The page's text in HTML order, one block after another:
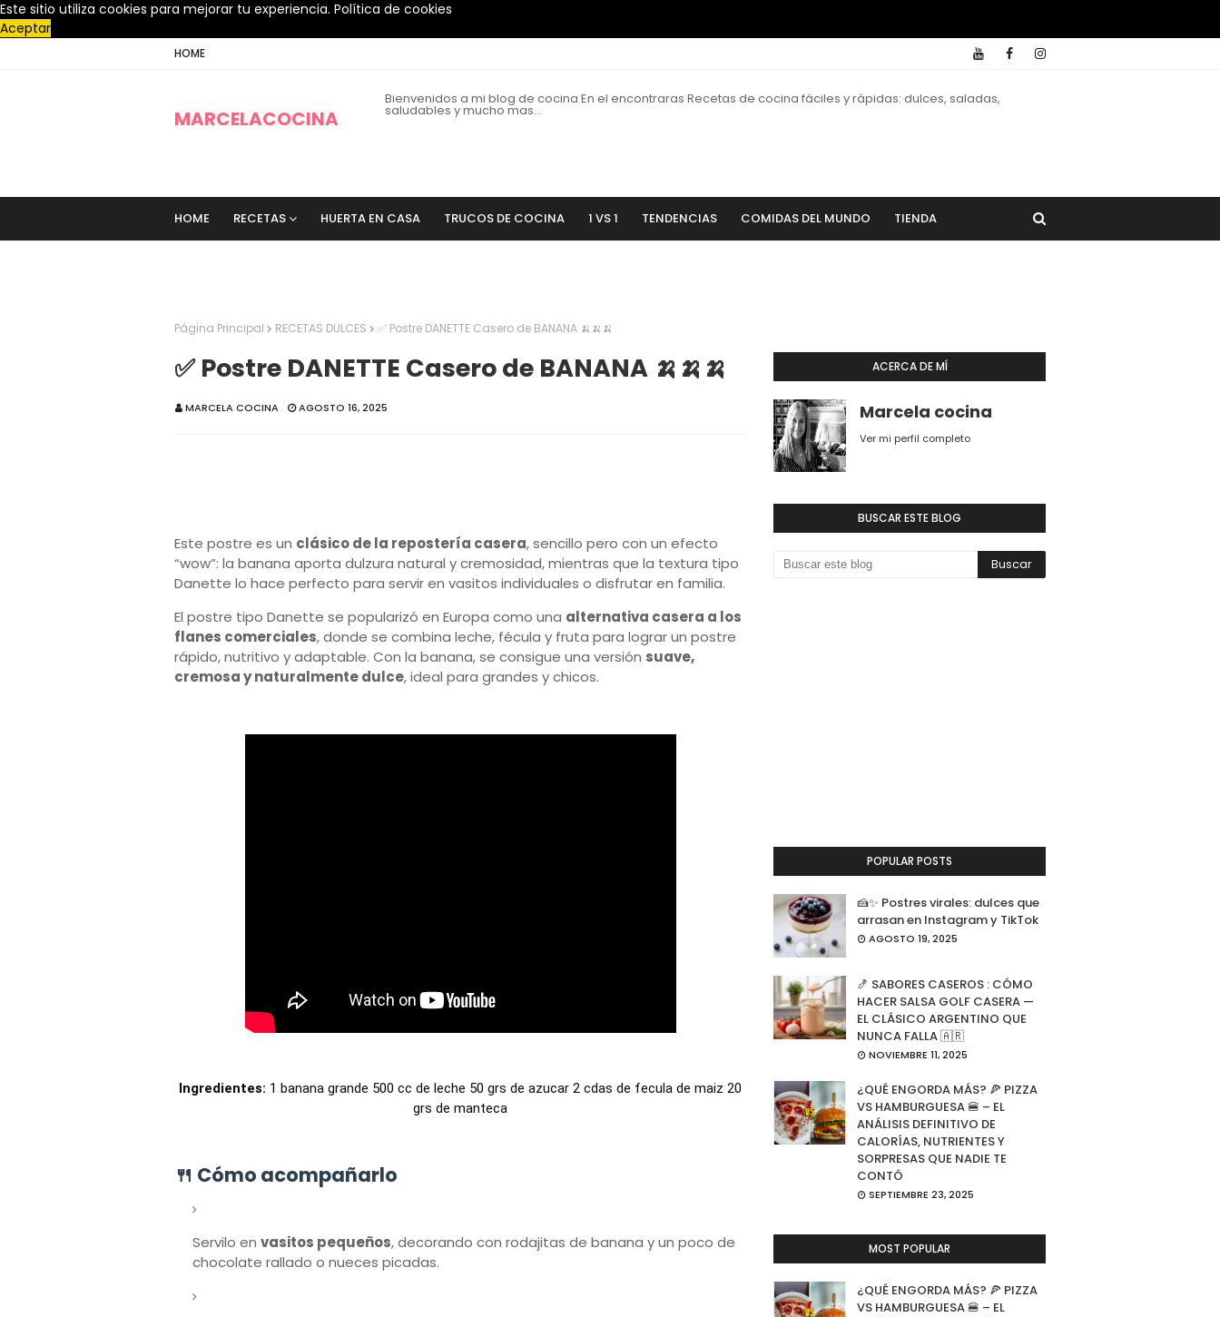
Este sitio utiliza cookies para mejorar tu experiencia. Política de cookies
Aceptar
HOME
MARCELACOCINA
Bienvenidos a mi blog de cocina En el encontraras Recetas de cocina fáciles y rápidas: dulces, saladas,
saludables y mucho mas...
HOME RECETAS HUERTA EN CASA TRUCOS DE COCINA 1 VS 1 TENDENCIAS COMIDAS DEL MUNDO TIENDA
Página Principal RECETAS DULCES ✅ Postre DANETTE Casero de BANANA 🍌🍌🍌
✅ Postre DANETTE Casero de BANANA 🍌🍌🍌
MARCELA COCINA AGOSTO 16, 2025
Este postre es un clásico de la repostería casera, sencillo pero con un efecto
“wow”: la banana aporta dulzura natural y cremosidad, mientras que la textura tipo
Danette lo hace perfecto para servir en vasitos individuales o disfrutar en familia.
El postre tipo Danette se popularizó en Europa como una alternativa casera a los
flanes comerciales, donde se combina leche, fécula y fruta para lograr un postre
rápido, nutritivo y adaptable. Con la banana, se consigue una versión suave,
cremosa y naturalmente dulce, ideal para grandes y chicos.
Ingredientes: 1 banana grande 500 cc de leche 50 grs de azucar 2 cdas de fecula de maiz 20
grs de manteca
🍴 Cómo acompañarlo
Servilo en vasitos pequeños, decorando con rodajitas de banana y un poco de
chocolate rallado o nueces picadas.
ACERCA DE MÍ
Marcela cocina
Ver mi perfil completo
BUSCAR ESTE BLOG
POPULAR POSTS
🍰✨ Postres virales: dulces que
arrasan en Instagram y TikTok
AGOSTO 19, 2025
🍤 SABORES CASEROS : CÓMO
HACER SALSA GOLF CASERA —
EL CLÁSICO ARGENTINO QUE
NUNCA FALLA 🇦🇷
NOVIEMBRE 11, 2025
¿QUÉ ENGORDA MÁS? 🍕 PIZZA
VS HAMBURGUESA 🍔 – EL
ANÁLISIS DEFINITIVO DE
CALORÍAS, NUTRIENTES Y
SORPRESAS QUE NADIE TE
CONTÓ
SEPTIEMBRE 23, 2025
MOST POPULAR
¿QUÉ ENGORDA MÁS? 🍕 PIZZA
VS HAMBURGUESA 🍔 – EL